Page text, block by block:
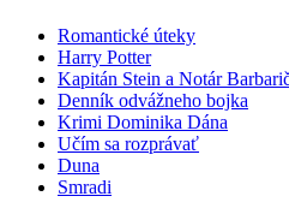
Romantické úteky
Harry Potter
Kapitán Stein a Notár
Denník odvážneho bojka
Krimi Dominika Dána
Učím sa rozprávať
Duna
Smradi